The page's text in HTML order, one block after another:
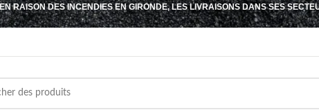
EN RAISON DES INCENDIES EN GIRONDE, LES LIVRAISONS DANS SES